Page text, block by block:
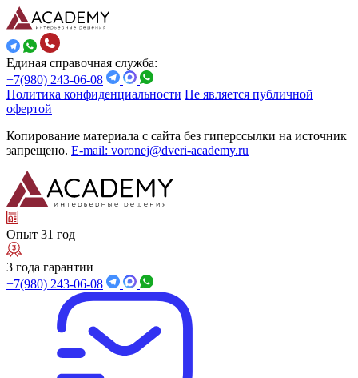
Единая справочная служба:
+7(980) 243-06-08
Политика конфиденциальности Не является публичной
офертой
Копирование материала с сайта без гиперссылки на источник
запрещено. E-mail: voronej@dveri-academy.ru
Опыт 31 год
3 года гарантии
+7(980) 243-06-08